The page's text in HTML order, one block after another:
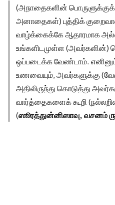
(அநாதைகளின்
அனாதைகள்) புத்திக்
வாழ்க்கைக்கே ஆதாரமாக
உங்களிடமுள்ள (அவர்களின்)
ஒப்படைக்க வேண்டாம்.
உணவையும், அவர்களுக்கு
அதிலிருந்து கொடுத்து
வார்த்தைகளைக் கூறி
(ஸூரத்துன்னிஸாவு, வசனம் ௫